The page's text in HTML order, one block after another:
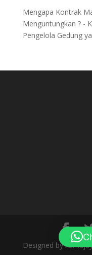
Mengapa Kontrak
Menguntungkan ? -
Pengelola Gedung
Designed by